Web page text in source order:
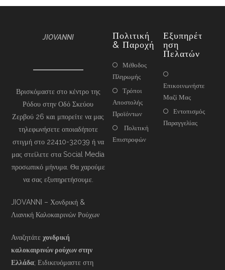
JIOVANNI
Βρισκόμαστε στο κέντρο της
Ρόδου στην Οδό Σκεύου
Ζερβού 26 και μπορείτε να μας
τηλεφωνήσετε οποιαδήποτε
στιγμή στο 22410-32039 ή να
μας στείλετε στα Social Media
προσωπικό μήνυμα. Θα χαρούμε
να σας εξυπηρετήσουμε.
JIOVANNI – Χονδρική &
Λιανική Καλοκαιρινών Ρούχων
Αναζητάτεχονδρική
καλοκαιρινών ρούχων στην
Ελλάδα; Ειδικευόμαστε στη
Πολιτική
& Παροχή
Μέθοδος
Πληρωμής
Τρόποι
Αποστολής
Προϊόντων
Πολιτική
Επιστροφών
Εξυπηρέτ
Ηση
Πελατών
Επικοινωνήστε
Μαζί Μας
Εντοπισμός
Παραγγελίας